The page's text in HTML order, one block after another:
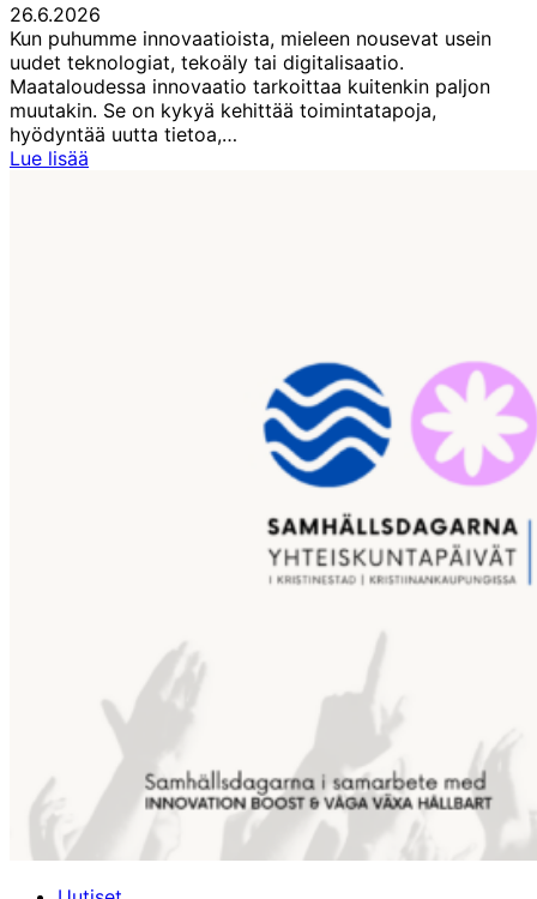
26.6.2026
Kun puhumme innovaatioista, mieleen nousevat usein
uudet teknologiat, tekoäly tai digitalisaatio.
Maataloudessa innovaatio tarkoittaa kuitenkin paljon
muutakin. Se on kykyä kehittää toimintatapoja,
hyödyntää uutta tietoa,…
Lue lisää